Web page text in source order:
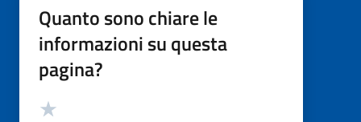
Quanto sono chiare le
informazioni su questa
pagina?
Valutazione